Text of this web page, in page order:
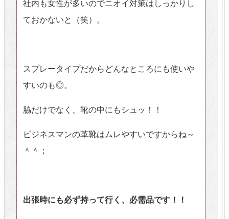
社内も女性が多いのでニオイ対策はしっかりし
ておかないと（笑）。
スプレータイプだからどんなところにも使いや
すいのも◎。
脇だけでなく、靴の中にもシュッ！！
ビジネスマンの革靴はムレやすいですからね～
＾＾；
出張時にも必ず持って行く、必需品です！！